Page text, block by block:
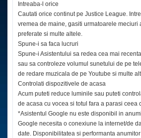
Intreaba-l orice
Cautati orice continut pe Justice League.
vremea de maine, gasiti urmatoarele meciuri
preferate si multe altele.
Spune-i sa faca lucruri
Spune-i Asistentului sa redea cea mai
sau sa controleze volumul sunetului de pe
de redare muzicala de pe Youtube si multe
Controlati dispozitivele de acasa
Acum puteti reduce luminile sau puteti
de acasa cu vocea si totul fara a parasi ceea
*Asistentul Google nu este disponibil in
Google necesita o conexiune la internet/de
date. Disponibilitatea si performanta